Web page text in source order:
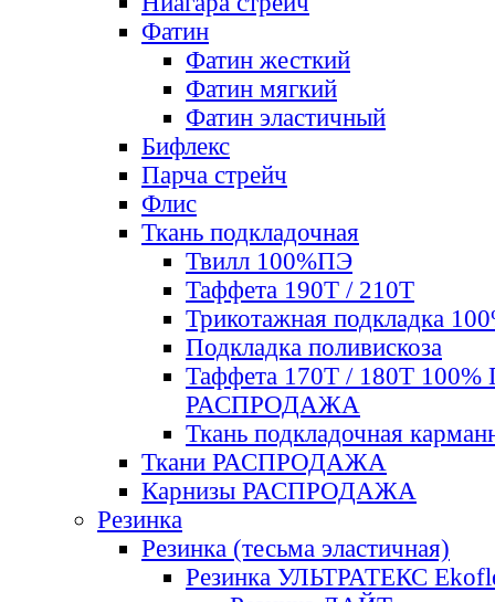
Фатин
Фатин жесткий
Фатин мягкий
Фатин элаcтичный
Бифлекс
Парча стрейч
Флис
Ткань подкладочная
Твилл 100%ПЭ
Таффета 190Т / 210Т
Трикотажная подкладка
Подкладка поливискоза
Таффета 170Т / 180Т 100%
РАСПРОДАЖА
Ткань подкладочная
Ткани РАСПРОДАЖА
Карнизы РАСПРОДАЖА
Резинка
Резинка (тесьма эластичная)
Резинка УЛЬТРАТЕКС